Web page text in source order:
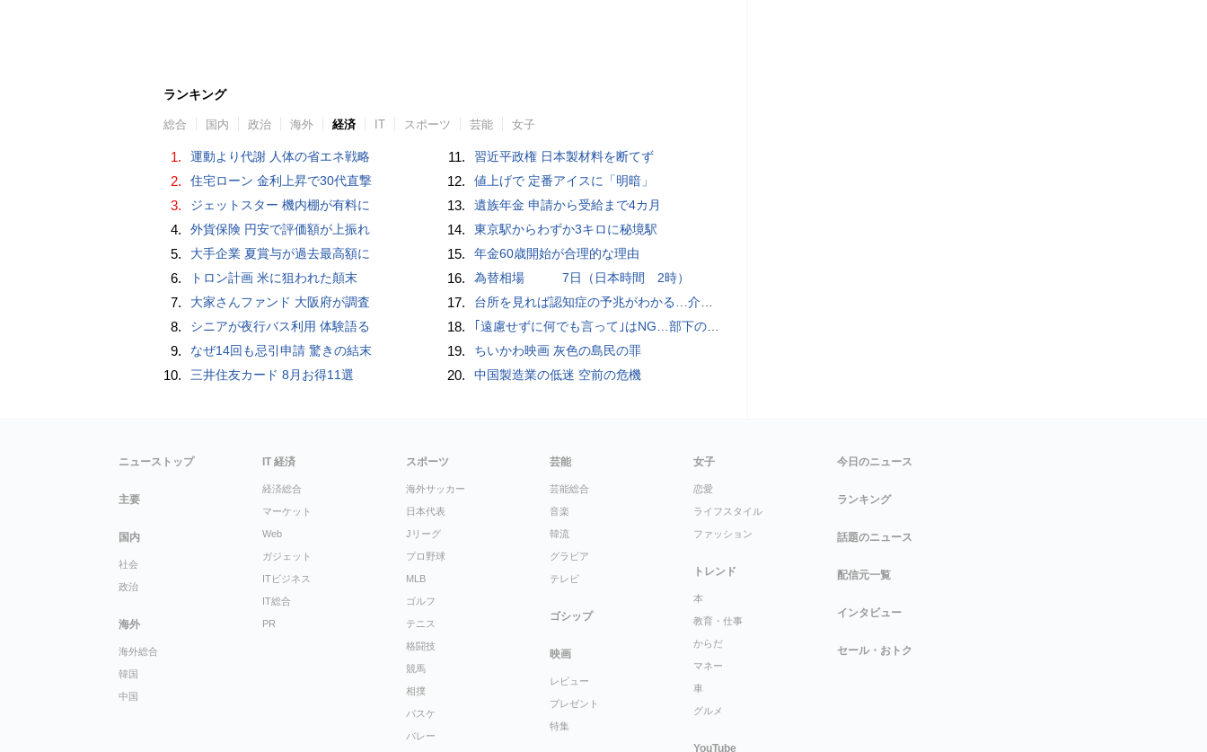
ランキング
総合 国内 政治 海外 経済 IT スポーツ 芸能 女子
1. 運動より代謝 人体の省エネ戦略
2. 住宅ローン 金利上昇で30代直撃
3. ジェットスター 機内棚が有料に
4. 外貨保険 円安で評価額が上振れ
5. 大手企業 夏賞与が過去最高額に
6. トロン計画 米に狙われた顛末
7. 大家さんファンド 大阪府が調査
8. シニアが夜行バス利用 体験語る
9. なぜ14回も忌引申請 驚きの結末
10. 三井住友カード 8月お得11選
11. 習近平政権 日本製材料を断てず
12. 値上げで 定番アイスに「明暗」
13. 遺族年金 申請から受給まで4カ月
14. 東京駅からわずか3キロに秘境駅
15. 年金60歳開始が合理的な理由
16. 為替相場 7日（日本時間 2時）
17. 台所を見れば認知症の予兆がわかる…介護のプロが断言｢物忘れ｣よりも早く気づける"食卓の異変"
18. ｢遠慮せずに何でも言って｣はNG…部下の本音を引き出す｢できる上司｣が使っている"言い換えフレーズ"
19. ちいかわ映画 灰色の島民の罪
20. 中国製造業の低迷 空前の危機
ニューストップ
主要
国内
社会
政治
海外
海外総合
韓国
中国
IT 経済
経済総合
マーケット
Web
ガジェット
ITビジネス
IT総合
PR
スポーツ
海外サッカー
日本代表
Jリーグ
プロ野球
MLB
ゴルフ
テニス
格闘技
競馬
相撲
バスケ
バレー
芸能
芸能総合
音楽
韓流
グラビア
テレビ
ゴシップ
映画
レビュー
プレゼント
特集
女子
恋愛
ライフスタイル
ファッション
トレンド
本
教育・仕事
からだ
マネー
車
グルメ
YouTube
今日のニュース
ランキング
話題のニュース
配信元一覧
インタビュー
セール・おトク